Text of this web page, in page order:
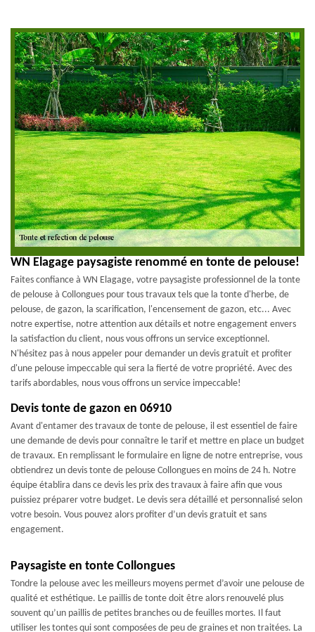
WN Elagage paysagiste renommé en tonte de pelouse!
Faites confiance à WN Elagage, votre paysagiste professionnel de la tonte
de pelouse à Collongues pour tous travaux tels que la tonte d'herbe, de
pelouse, de gazon, la scarification, l'encensement de gazon, etc... Avec
notre expertise, notre attention aux détails et notre engagement envers
la satisfaction du client, nous vous offrons un service exceptionnel.
N'hésitez pas à nous appeler pour demander un devis gratuit et profiter
d'une pelouse impeccable qui sera la fierté de votre propriété. Avec des
tarifs abordables, nous vous offrons un service impeccable!
Devis tonte de gazon en 06910
Avant d'entamer des travaux de tonte de pelouse, il est essentiel de faire
une demande de devis pour connaître le tarif et mettre en place un budget
de travaux. En remplissant le formulaire en ligne de notre entreprise, vous
obtiendrez un devis tonte de pelouse Collongues en moins de 24 h. Notre
équipe établira dans ce devis les prix des travaux à faire afin que vous
puissiez préparer votre budget. Le devis sera détaillé et personnalisé selon
votre besoin. Vous pouvez alors profiter d’un devis gratuit et sans
engagement.
Paysagiste en tonte Collongues
Tondre la pelouse avec les meilleurs moyens permet d’avoir une pelouse de
qualité et esthétique. Le paillis de tonte doit être alors renouvelé plus
souvent qu’un paillis de petites branches ou de feuilles mortes. Il faut
utiliser les tontes qui sont composées de peu de graines et non traitées. La